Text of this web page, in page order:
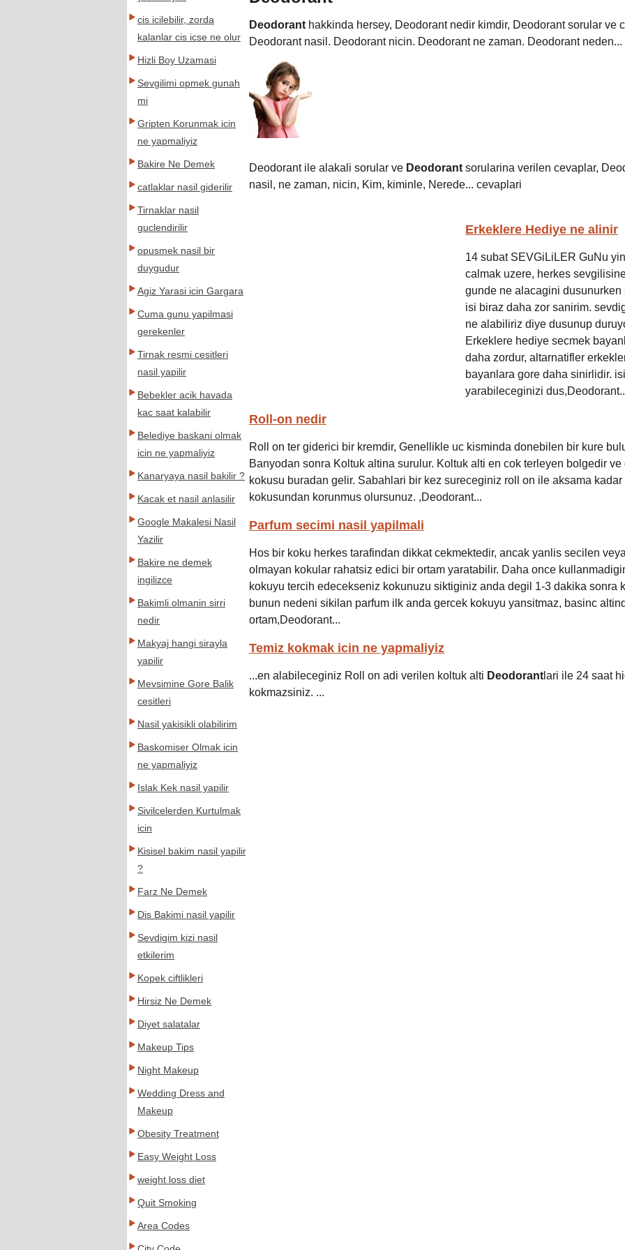
Deodorant hakkinda hersey, Deodorant nedir kimdir, Deodorant sorular ve
Deodorant nasil. Deodorant nicin. Deodorant ne zaman. Deodorant neden...
Deodorant ile alakali sorular ve Deodorant sorularina verilen cevaplar,
nasil, ne zaman, nicin, Kim, kiminle, Nerede... cevaplari
Erkeklere Hediye ne alinir
14 subat SEVGiLiLER GuNu
calmak uzere, herkes
gunde ne alacagini dusunurken
isi biraz daha zor sanirim.
ne alabiliriz diye dusunup
Erkeklere hediye secmek
daha zordur, altarnatifler
bayanlara gore daha sinirlidir.
yarabileceginizi
Roll-on nedir
Roll on ter giderici bir kremdir, Genellikle uc kisminda donebilen bir kure
Banyodan sonra Koltuk altina surulur. Koltuk alti en cok terleyen bolgedir ve
kokusu buradan gelir. Sabahlari bir kez sureceginiz roll on ile aksama kadar
kokusundan korunmus olursunuz. ,Deodorant...
Parfum secimi nasil yapilmali
Hos bir koku herkes tarafindan dikkat cekmektedir, ancak yanlis secilen
olmayan kokular rahatsiz edici bir ortam yaratabilir. Daha once
kokuyu tercih edecekseniz kokunuzu siktiginiz anda degil 1-3 dakika sonra
bunun nedeni sikilan parfum ilk anda gercek kokuyu yansitmaz, basinc
ortam,Deodorant...
Temiz kokmak icin ne yapmaliyiz
...en alabileceginiz Roll on adi verilen koltuk alti Deodorant lari ile 24 saat
kokmazsiniz. ...
cis icilebilir, zorda
kalanlar cis icse ne olur
Hizli Boy Uzamasi
Sevgilimi opmek gunah
mi
Gripten Korunmak icin
ne yapmaliyiz
Bakire Ne Demek
catlaklar nasil giderilir
Tirnaklar nasil
guclendirilir
opusmek nasil bir
duygudur
Agiz Yarasi icin Gargara
Cuma gunu yapilmasi
gerekenler
Tirnak resmi cesitleri
nasil yapilir
Bebekler acik havada
kac saat kalabilir
Belediye baskani olmak
icin ne yapmaliyiz
Kanaryaya nasil bakilir ?
Kacak et nasil anlasilir
Google Makalesi Nasil
Yazilir
Bakire ne demek
ingilizce
Bakimli olmanin sirri
nedir
Makyaj hangi sirayla
yapilir
Mevsimine Gore Balik
cesitleri
Nasil yakisikli olabilirim
Baskomiser Olmak icin
ne yapmaliyiz
Islak Kek nasil yapilir
Sivilcelerden Kurtulmak
icin
Kisisel bakim nasil yapilir
?
Farz Ne Demek
Dis Bakimi nasil yapilir
Sevdigim kizi nasil
etkilerim
Kopek ciftlikleri
Hirsiz Ne Demek
Diyet salatalar
Makeup Tips
Night Makeup
Wedding Dress and
Makeup
Obesity Treatment
Easy Weight Loss
weight loss diet
Quit Smoking
Area Codes